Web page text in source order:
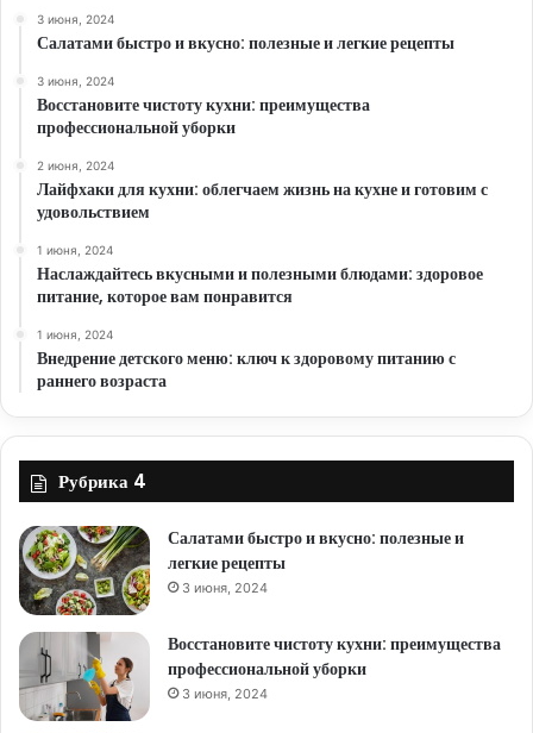
3 июня, 2024
Салатами быстро и вкусно: полезные и легкие рецепты
3 июня, 2024
Восстановите чистоту кухни: преимущества
профессиональной уборки
2 июня, 2024
Лайфхаки для кухни: облегчаем жизнь на кухне и готовим с
удовольствием
1 июня, 2024
Наслаждайтесь вкусными и полезными блюдами: здоровое
питание, которое вам понравится
1 июня, 2024
Внедрение детского меню: ключ к здоровому питанию с
раннего возраста
Рубрика 4
Салатами быстро и вкусно: полезные и
легкие рецепты
3 июня, 2024
Восстановите чистоту кухни: преимущества
профессиональной уборки
3 июня, 2024